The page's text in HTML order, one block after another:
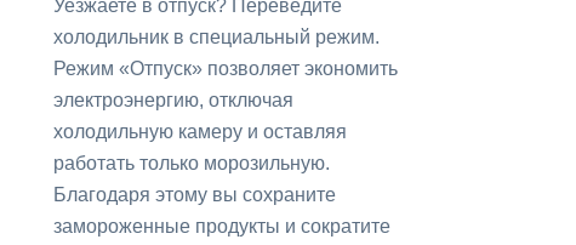
Уезжаете в отпуск? Переведите
холодильник в специальный режим.
Режим «Отпуск» позволяет экономить
электроэнергию, отключая
холодильную камеру и оставляя
работать только морозильную.
Благодаря этому вы сохраните
замороженные продукты и сократите